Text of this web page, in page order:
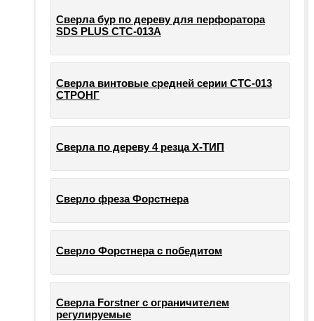
Cверла бур по дереву для перфоратора
SDS PLUS СТС-013А
Сверла винтовые средней серии СТС-013
СТРОНГ
Сверла по дереву 4 резца Х-ТИП
Сверло фреза Форстнера
Сверло Форстнера с победитом
Сверла Forstner с ограничителем
регулируемые